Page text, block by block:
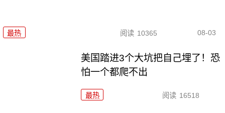
最热 阅读 10365 08-03
美国踏进3个大坑把自己埋了！恐
怕一个都爬不出
最热 阅读 16518